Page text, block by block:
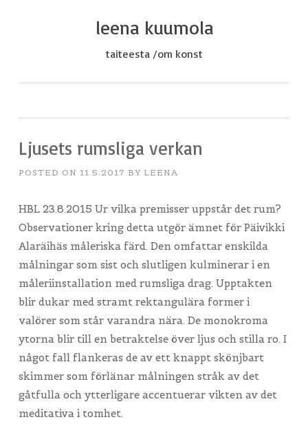
leena kuumola
taiteesta /om konst
Ljusets rumsliga verkan
POSTED ON 11.5.2017 BY LEENA
HBL 23.8.2015 Ur vilka premisser uppstår det rum?
Observationer kring detta utgör ämnet för Päivikki
Alaräihäs måleriska färd. Den omfattar enskilda
målningar som sist och slutligen kulminerar i en
måleriinstallation med rumsliga drag. Upptakten
blir dukar med stramt rektangulära former i
valörer som står varandra nära. De monokroma
ytorna blir till en betraktelse över ljus och stilla ro. I
något fall flankeras de av ett knappt skönjbart
skimmer som förlänar målningen stråk av det
gåtfulla och ytterligare accentuerar vikten av det
meditativa i tomhet.